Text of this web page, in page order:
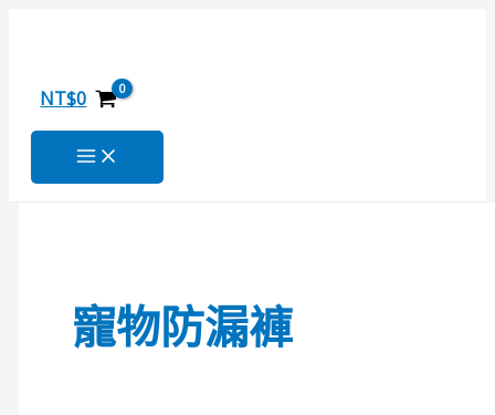
NT$0
寵物防漏褲
衛
關